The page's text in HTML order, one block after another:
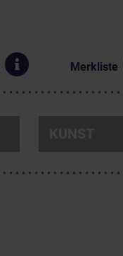
Merkliste